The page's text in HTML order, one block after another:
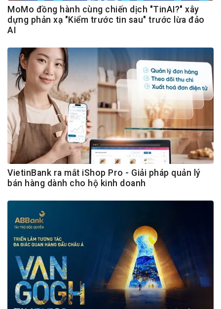
MoMo đồng hành cùng chiến dịch "TinAI?" xây
dựng phản xạ "Kiểm trước tin sau" trước lừa đảo
AI
VietinBank ra mắt iShop Pro - Giải pháp quản lý
bán hàng dành cho hộ kinh doanh